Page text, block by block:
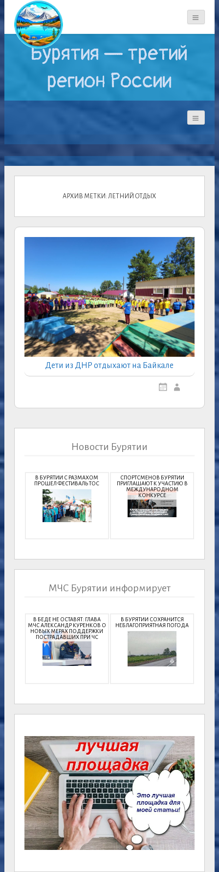
Бурятия — третий
регион России
АРХИВ МЕТКИ: ЛЕТНИЙ ОТДЫХ
Дети из ДНР отдыхают на Байкале
Новости Бурятии
В БУРЯТИИ С РАЗМАХОМ
ПРОШЕЛ ФЕСТИВАЛЬ ТОС
СПОРТСМЕНОВ БУРЯТИИ
ПРИГЛАШАЮТ К УЧАСТИЮ В
МЕЖДУНАРОДНОМ
КОНКУРСЕ
МЧС Бурятии информирует
В БЕДЕ НЕ ОСТАВЯТ: ГЛАВА
МЧС АЛЕКСАНДР КУРЕНКОВ О
НОВЫХ МЕРАХ ПОДДЕРЖКИ
ПОСТРАДАВШИХ ПРИ ЧС
В БУРЯТИИ СОХРАНИТСЯ
НЕБЛАГОПРИЯТНАЯ ПОГОДА